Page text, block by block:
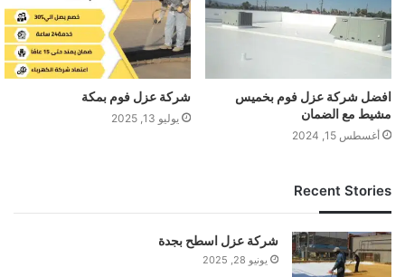
افضل شركة عزل فوم بخميس
مشيط مع الضمان
أغسطس 15, 2024
شركة عزل فوم بمكة
يوليو 13, 2025
Recent Stories
شركة عزل اسطح بجدة
يونيو 28, 2025